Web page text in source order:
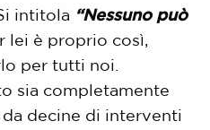
intitola “Nessuno può
lei è proprio così,
per tutti noi.
sia completamente
decine di interventi